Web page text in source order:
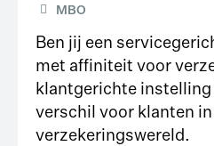
MBO
Ben jij een
met affiniteit voor
klantgerichte instelling
verschil voor klanten
verzekeringswereld.